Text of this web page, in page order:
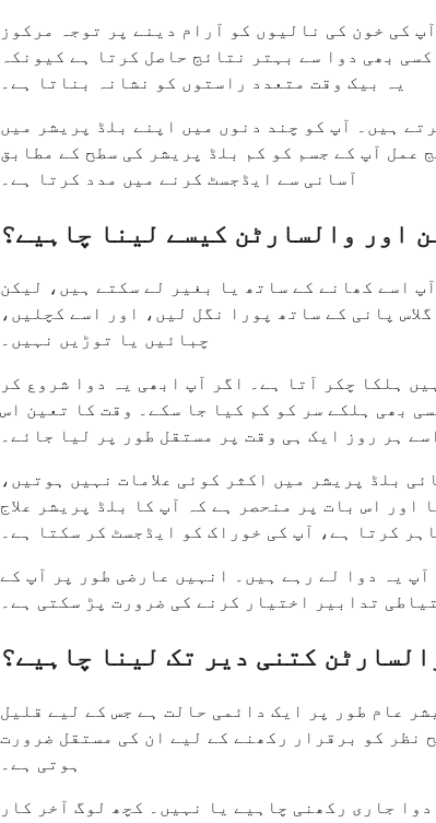
کی خون کی نالیوں کو آرام دینے پر توجہ مرکوز
بھی دوا سے بہتر نتائج حاصل کرتا ہے کیونکہ
یہ بیک وقت متعدد راستوں کو نشانہ بناتا ہے۔
ہیں۔ آپ کو چند دنوں میں اپنے بلڈ پریشر میں
2-4 ہفتوں میں پیدا ہوتے ہیں۔ یہ بتدریج عمل آپ کے جسم کو کم بلڈ پریشر کی سطح کے مطابق
آسانی سے ایڈجسٹ کرنے میں مدد کرتا ہے۔
اور والسارٹن کیسے لینا چاہیے؟
اسے کھانے کے ساتھ یا بغیر لے سکتے ہیں، لیکن
پانی کے ساتھ پورا نگل لیں، اور اسے کچلیں،
چبائیں یا توڑیں نہیں۔
ہلکا چکر آتا ہے۔ اگر آپ ابھی یہ دوا شروع کر
بھی ہلکے سر کو کم کیا جا سکے۔ وقت کا تعین اس
ہر روز ایک ہی وقت پر مستقل طور پر لیا جائے۔
بلڈ پریشر میں اکثر کوئی علامات نہیں ہوتیں،
اس بات پر منحصر ہے کہ آپ کا بلڈ پریشر علاج
کرتا ہے، آپ کی خوراک کو ایڈجسٹ کر سکتا ہے۔
یہ دوا لے رہے ہیں۔ انہیں عارضی طور پر آپ کے
تدابیر اختیار کرنے کی ضرورت پڑ سکتی ہے۔
کتنی دیر تک لینا چاہیے؟
عام طور پر ایک دائمی حالت ہے جس کے لیے قلیل
نظر کو برقرار رکھنے کے لیے ان کی مستقل ضرورت
ہوتی ہے۔
جاری رکھنی چاہیے یا نہیں۔ کچھ لوگ آخر کار